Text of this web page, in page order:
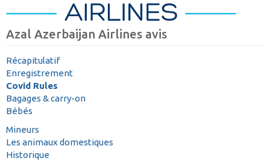
Azal Azerbaijan Airlines avis
Récapitulatif
Enregistrement
Covid Rules
Bagages & carry-on
Bébés
Mineurs
Les animaux domestiques
Historique